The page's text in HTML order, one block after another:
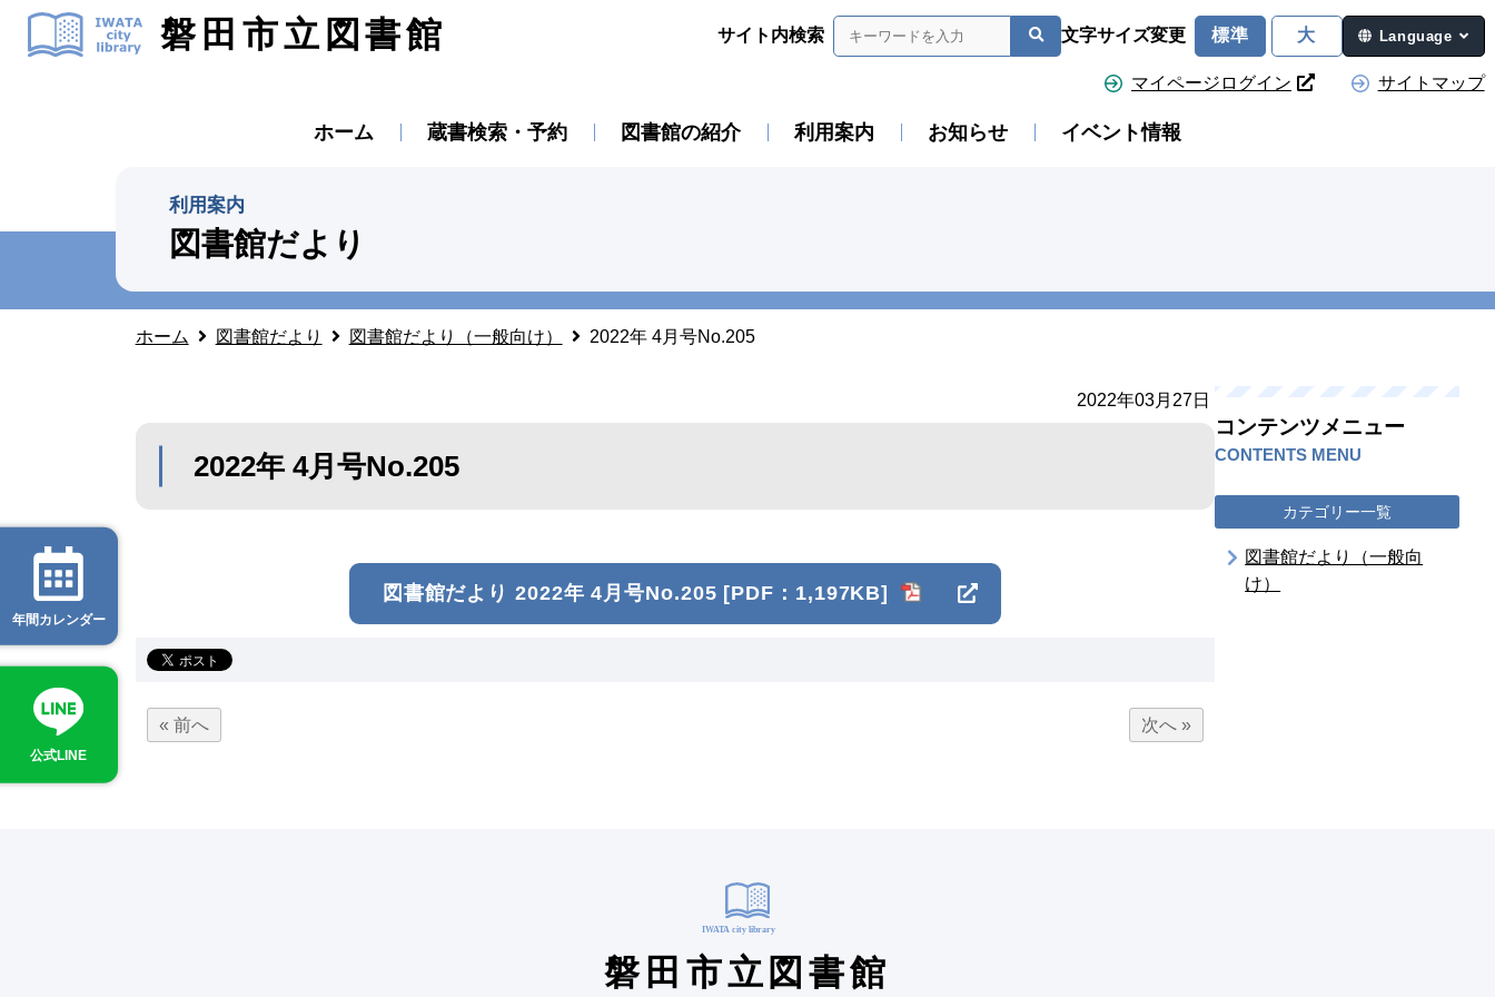
磐田市立図書館 サイト内検索 文字サイズ変更 標準 大 Language
マイページログイン サイトマップ
ホーム 蔵書検索・予約 図書館の紹介 利用案内 お知らせ イベント情報
利用案内
図書館だより
ホーム 図書館だより 図書館だより（一般向け） 2022年 4月号No.205
2022年03月27日
2022年 4月号No.205
図書館だより 2022年 4月号No.205 [PDF：1,197KB]
« 前へ 次へ »
コンテンツメニュー
CONTENTS MENU
カテゴリー一覧
図書館だより（一般向
け）
磐田市立図書館
年間カレンダー
公式LINE